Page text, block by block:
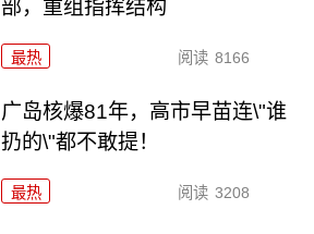
部，重组指挥结构
最热 阅读 8166
广岛核爆81年，高市早苗连\"谁
扔的\"都不敢提！
最热 阅读 3208